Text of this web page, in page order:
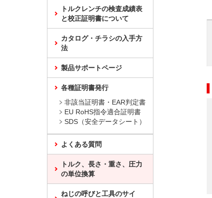
トルクレンチの検査成績表
と校正証明書について
カタログ・チラシの入手方
法
製品サポートページ
各種証明書発行
非該当証明書・EAR判定書
EU RoHS指令適合証明書
SDS（安全データシート）
よくある質問
トルク、長さ・重さ、圧力
の単位換算
ねじの呼びと工具のサイ